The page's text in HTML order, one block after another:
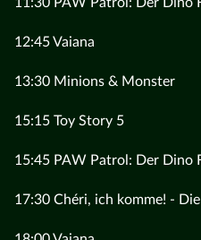
12:45 Vaiana
13:30 Minions & Monster
15:15 Toy Story 5
15:45 PAW Patrol: Der Dino
17:30 Chéri, ich komme! -